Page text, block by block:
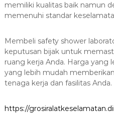
memiliki kualitas baik namun
memenuhi standar
Membeli safety shower
keputusan bijak untuk
ruang kerja Anda. Harga yang
yang lebih mudah
tenaga kerja dan fasilitas Anda.
https://